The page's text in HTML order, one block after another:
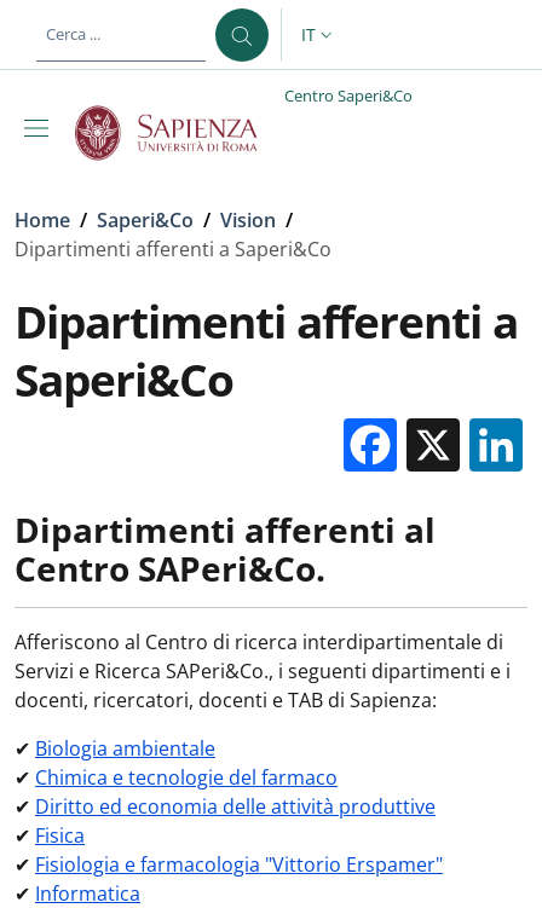
al contenuto principale
SELETTORE LINGUA:
IT
Centro Saperi&Co
Briciole di pane
Home / Saperi&Co / Vision /
Dipartimenti afferenti a Saperi&Co
Dipartimenti afferenti a
Saperi&Co
X
Dipartimenti afferenti al
Centro SAPeri&Co.
Afferiscono al Centro di ricerca interdipartimentale di
Servizi e Ricerca SAPeri&Co., i seguenti dipartimenti e i
docenti, ricercatori, docenti e TAB di Sapienza:
✔ Biologia ambientale
✔ Chimica e tecnologie del farmaco
✔ Diritto ed economia delle attività produttive
✔ Fisica
✔ Fisiologia e farmacologia "Vittorio Erspamer"
✔ Informatica